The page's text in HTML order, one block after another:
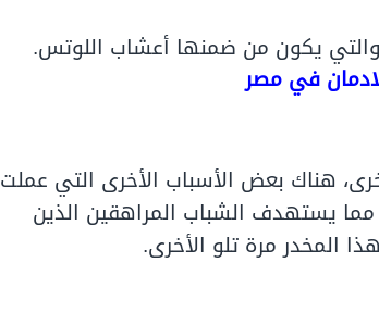
يكون من ضمنها أعشاب اللوتس.
في مصر
هناك بعض الأسباب الأخرى التي عملت
مما يستهدف الشباب المراهقين الذين
المخدر مرة تلو الأخرى.